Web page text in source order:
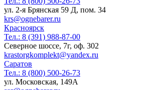
ул. 2-я Брянская 59 Д, пом. 34
krs@ognebarer.ru
Красноярск
Тел.: 8 (391) 988-87-00
Северное шоссе, 7г, оф. 302
krastorgkomplekt@yandex.ru
Саратов
Тел.: 8 (800) 500-26-73
ул. Московская, 149А